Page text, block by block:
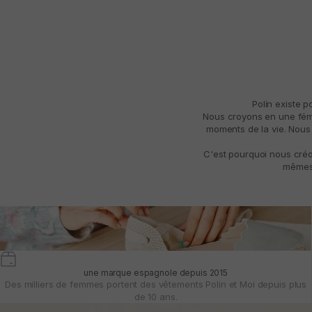
Polín existe
Nous croyons en une
moments de la vie.
C'est pourquoi nous
une marque espagnole depuis 2015
Des milliers de femmes portent des vêtements Polin et Moi depuis plus
de 10 ans.